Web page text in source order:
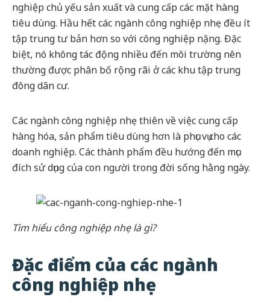
nghiệp chủ yếu sản xuất và cung cấp các mặt hàng
tiêu dùng. Hầu hết các ngành công nghiệp nhẹ đều ít
tập trung tư bản hơn so với công nghiệp nặng. Đặc
biệt, nó không tác động nhiều đến môi trường nên
thường được phân bố rộng rãi ở các khu tập trung
đông dân cư.
Các ngành công nghiệp nhẹ thiên về việc cung cấp
hàng hóa, sản phẩm tiêu dùng hơn là phục vụ cho các
doanh nghiệp. Các thành phẩm đều hướng đến mục
đích sử dụng của con người trong đời sống hằng ngày.
Tìm hiểu công nghiệp nhẹ là gì?
Đặc điểm của các ngành
công nghiệp nhẹ